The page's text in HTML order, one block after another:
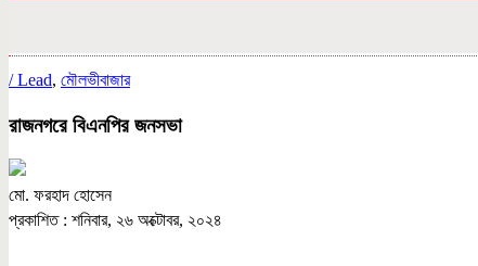
/Lead, মৌলভীবাজার
রাজনগরে বিএনপির জনসভা
মো. ফরহাদ হোসেন
প্রকাশিত : শনিবার, ২৬ অক্টোবর, ২০২৪